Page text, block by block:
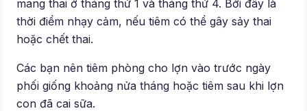
mang thai ở tháng thứ 1 và tháng thứ 4. Bởi đây là
thời điểm nhạy cảm, nếu tiêm có thể gây sảy thai
hoặc chết thai.
Các bạn nên tiêm phòng cho lợn vào trước ngày
phối giống khoảng nửa tháng hoặc tiêm sau khi lợn
con đã cai sữa.